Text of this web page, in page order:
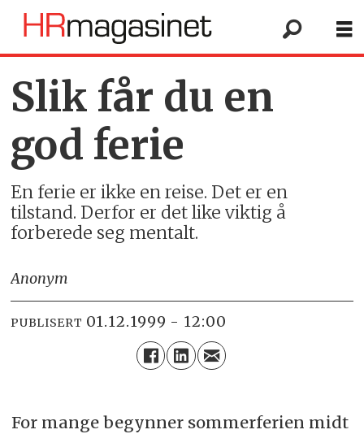
Slik får du en
god ferie
En ferie er ikke en reise. Det er en
tilstand. Derfor er det like viktig å
forberede seg mentalt.
Anonym
PUBLISERT 01.12.1999 - 12:00
For mange begynner sommerferien midt